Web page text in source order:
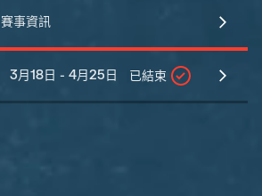
賽事資訊
3月18日 - 4月25日 已結束